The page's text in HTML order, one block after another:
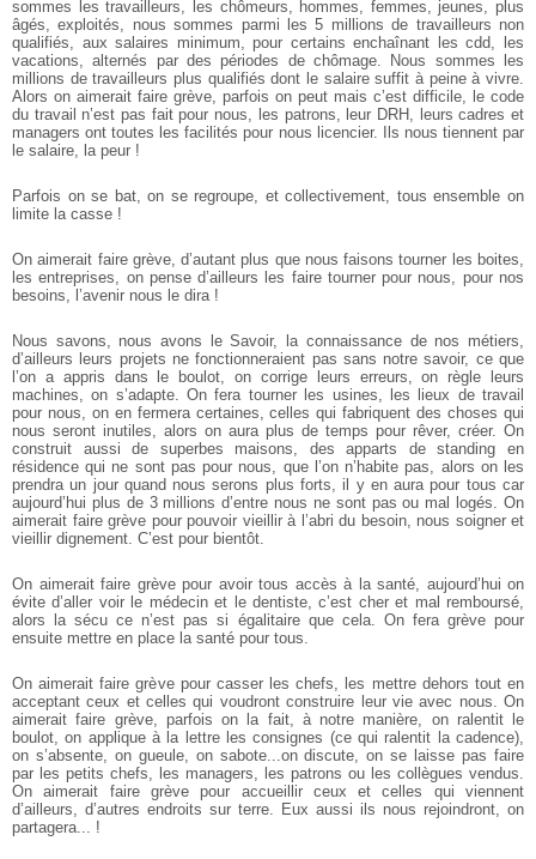
sommes les travailleurs, les chômeurs, hommes, femmes, jeunes, plus
âgés, exploités, nous sommes parmi les 5 millions de travailleurs non
qualifiés, aux salaires minimum, pour certains enchaînant les cdd, les
vacations, alternés par des périodes de chômage. Nous sommes les
millions de travailleurs plus qualifiés dont le salaire suffit à peine à vivre.
Alors on aimerait faire grève, parfois on peut mais c’est difficile, le code
du travail n’est pas fait pour nous, les patrons, leur DRH, leurs cadres et
managers ont toutes les facilités pour nous licencier. Ils nous tiennent par
le salaire, la peur !
Parfois on se bat, on se regroupe, et collectivement, tous ensemble on
limite la casse !
On aimerait faire grève, d’autant plus que nous faisons tourner les boites,
les entreprises, on pense d’ailleurs les faire tourner pour nous, pour nos
besoins, l’avenir nous le dira !
Nous savons, nous avons le Savoir, la connaissance de nos métiers,
d’ailleurs leurs projets ne fonctionneraient pas sans notre savoir, ce que
l’on a appris dans le boulot, on corrige leurs erreurs, on règle leurs
machines, on s’adapte. On fera tourner les usines, les lieux de travail
pour nous, on en fermera certaines, celles qui fabriquent des choses qui
nous seront inutiles, alors on aura plus de temps pour rêver, créer. On
construit aussi de superbes maisons, des apparts de standing en
résidence qui ne sont pas pour nous, que l’on n’habite pas, alors on les
prendra un jour quand nous serons plus forts, il y en aura pour tous car
aujourd’hui plus de 3 millions d’entre nous ne sont pas ou mal logés. On
aimerait faire grève pour pouvoir vieillir à l’abri du besoin, nous soigner et
vieillir dignement. C’est pour bientôt.
On aimerait faire grève pour avoir tous accès à la santé, aujourd’hui on
évite d’aller voir le médecin et le dentiste, c’est cher et mal remboursé,
alors la sécu ce n’est pas si égalitaire que cela. On fera grève pour
ensuite mettre en place la santé pour tous.
On aimerait faire grève pour casser les chefs, les mettre dehors tout en
acceptant ceux et celles qui voudront construire leur vie avec nous.
On
aimerait faire grève, parfois on la fait, à notre manière, on ralentit le
boulot, on applique à la lettre les consignes (ce qui ralentit la cadence),
on s’absente, on gueule, on sabote...on discute, on se laisse pas faire
par les petits chefs, les managers, les patrons ou les collègues vendus.
On aimerait faire grève pour accueillir ceux et celles qui viennent
d’ailleurs, d’autres endroits sur terre. Eux aussi ils nous rejoindront, on
partagera... !